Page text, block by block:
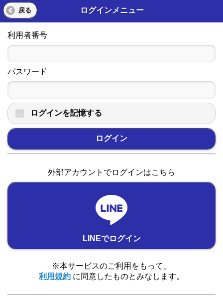
戻る ログインメニュー
利用者番号
パスワード
ログインを記憶する
ログイン
外部アカウントでログインはこちら
LINEでログイン
※本サービスのご利用をもって、
利用規約 に同意したものとみなします。